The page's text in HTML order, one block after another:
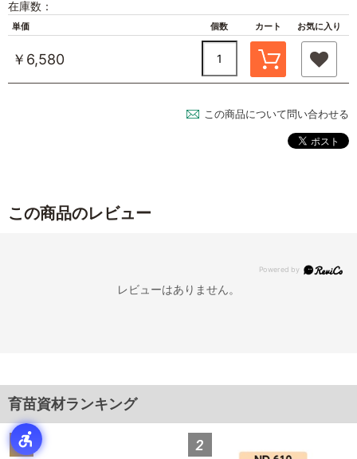
在庫数：
単価 個数 カート お気に入り
￥6,580
この商品について問い合わせる
この商品のレビュー
レビューはありません。
育苗資材ランキング